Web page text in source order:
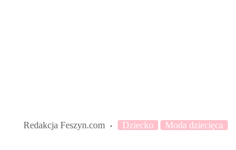
Redakcja Feszyn.com Dziecko Moda dziecięca